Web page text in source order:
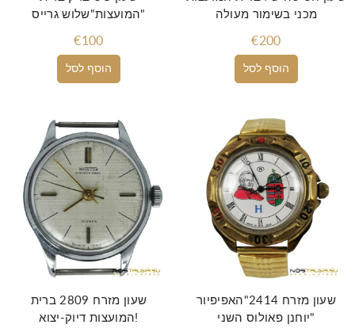
הוסף לסל
המועצות"שלוש גרייס"
€100
הוסף לסל
מכני בשימור מעולה
€200
שעון מזרח 2809 ברית
המועצות דיוק-יצוא!
שעון מזרח 2414"האפיפיור
יוחנן פאולוס השני"